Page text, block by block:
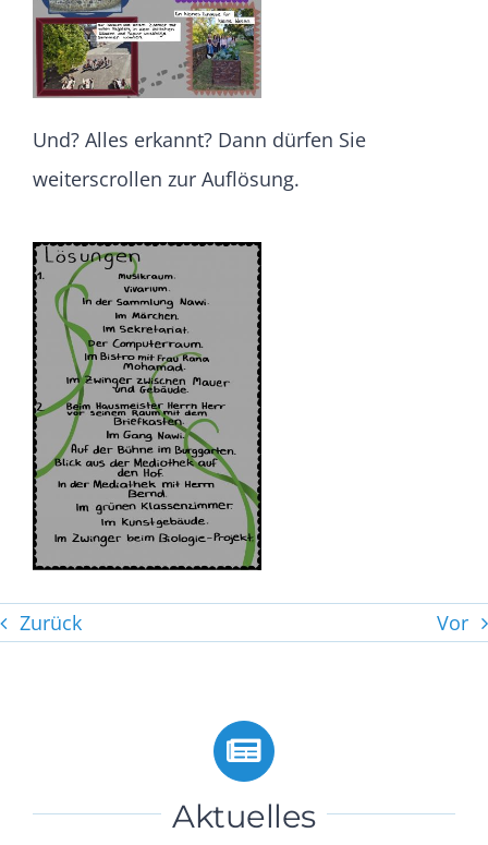
Und? Alles erkannt? Dann dürfen Sie
weiterscrollen zur Auflösung.
Zurück Vor
Aktuelles